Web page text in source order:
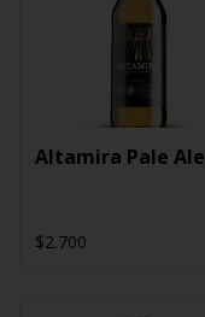
Altamira Pale Ale
$2.700